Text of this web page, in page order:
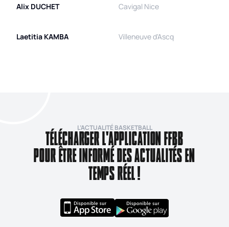
Alix DUCHET Cavigal Nice
Laetitia KAMBA Villeneuve d'Ascq
L’ACTUALITÉ BASKETBALL
TÉLÉCHARGER L'APPLICATION FFBB
POUR ÊTRE INFORMÉ DES ACTUALITÉS EN
TEMPS RÉEL !